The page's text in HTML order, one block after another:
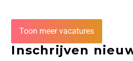
Toon meer vacatures
Inschrijven